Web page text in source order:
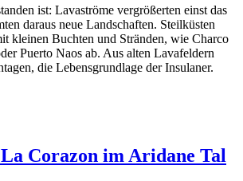
ist: Lavaströme vergrößerten einst das
daraus neue Landschaften. Steilküsten
kleinen Buchten und Stränden, wie Charco
Puerto Naos ab. Aus alten Lavafeldern
die Lebensgrundlage der Insulaner.
Corazon im Aridane Tal